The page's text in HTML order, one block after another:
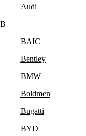
Audi
B
BAIC
Bentley
BMW
Boldmen
Bugatti
BYD